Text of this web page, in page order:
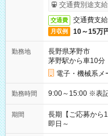
交通費別途支
交通費 交通費支
月収例 10～15万
勤務地
長野県茅野市
茅野駅から車10分
電子・機械系メ
勤務時間 9:00～
期間
長期【ご応募から
即日～